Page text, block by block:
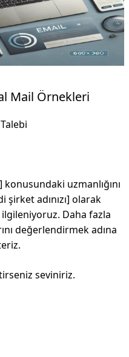
Mail Örnekleri
uzmanlığını
şirket adınızı] olarak
Daha fazla
değerlendirmek adına
seviniriz.